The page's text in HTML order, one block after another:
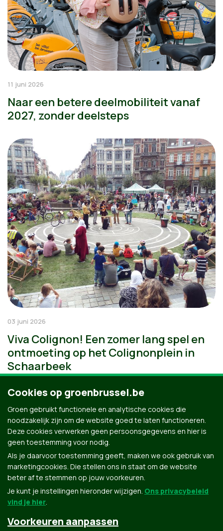
11 juni 2026
Naar een betere deelmobiliteit vanaf
2027, zonder deelsteps
03 juni 2026
Viva Colignon! Een zomer lang spel en
ontmoeting op het Colignonplein in
Schaarbeek
Groen.be
Cookies op groenbrussel.be
Groen gebruikt functionele en analytische cookies die
noodzakelijk zijn om de website goed te laten functioneren.
Deze cookies verwerken geen persoonsgegevens en hier is
geen toestemming voor nodig.
Als je daarvoor toestemming geeft, maken we ook gebruik van
marketingcookies. Die stellen ons in staat om de website
beter af te stemmen op jouw voorkeuren.
Je kunt je instellingen hieronder wijzigen. Ons privacybeleid
vind je hier.
Voorkeuren aanpassen